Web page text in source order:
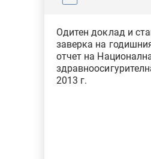
Одитен доклад и
заверка на
отчет на
2013 г.